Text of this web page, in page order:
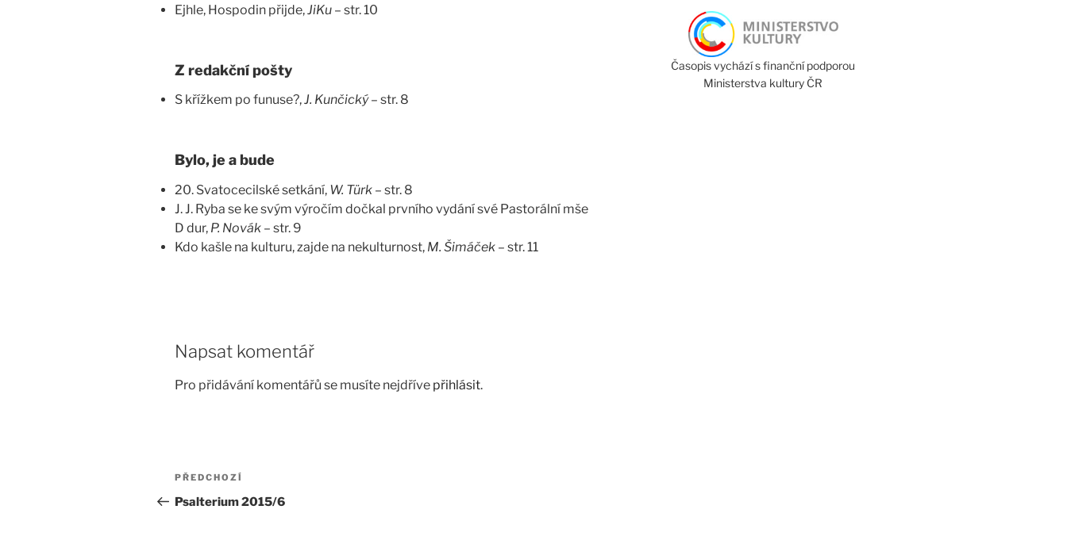
Ejhle, Hospodin přijde,JiKu – str. 10
Z redakční pošty
S křížkem po funuse?,J. Kunčický– str. 8
Bylo, je a bude
20. Svatocecilské setkání, W. Türk – str. 8
J. J. Ryba se ke svým výročím dočkal prvního vydání své Pastorální mše
D dur, P. Novák – str. 9
Kdo kašle na kulturu, zajde na nekulturnost, M. Šimáček – str. 11
Napsat komentář
Pro přidávání komentářů se musíte nejdříve přihlásit.
Navigace
pro
Předchozí
příspěvek
PŘEDCHOZÍ
Psalterium 2015/6
Časopis vychází s finanční podporou
Ministerstva kultury ČR